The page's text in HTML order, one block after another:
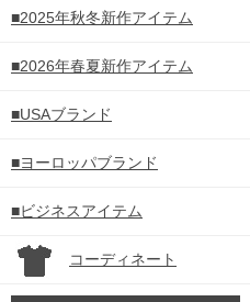
■2025年秋冬新作アイテム
■2026年春夏新作アイテム
■USAブランド
■ヨーロッパブランド
■ビジネスアイテム
コーディネート